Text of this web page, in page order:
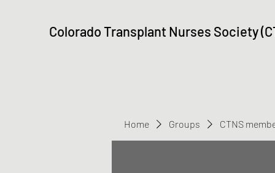
Colorado Transplant Nurses Society
Home Groups CTNS